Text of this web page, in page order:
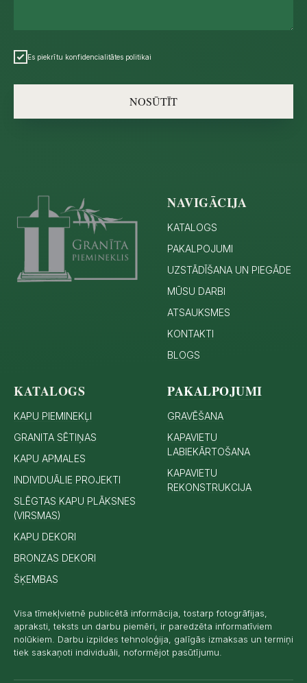
Es piekrītu konfidencialitātes politikai
NOSŪTĪT
NAVIGĀCIJA
KATALOGS
PAKALPOJUMI
UZSTĀDĪŠANA UN PIEGĀDE
MŪSU DARBI
ATSAUKSMES
KONTAKTI
BLOGS
KATALOGS
KAPU PIEMINEKĻI
GRANITA SĒTIŅAS
KAPU APMALES
INDIVIDUĀLIE PROJEKTI
SLĒGTAS KAPU PLĀKSNES
(VIRSMAS)
KAPU DEKORI
BRONZAS DEKORI
ŠĶEMBAS
PAKALPOJUMI
GRAVĒŠANA
KAPAVIETU
LABIEKĀRTOŠANA
KAPAVIETU
REKONSTRUKCIJA
Visa tīmekļvietnē publicētā informācija, tostarp fotogrāfijas,
apraksti, teksts un darbu piemēri, ir paredzēta informatīviem
nolūkiem. Darbu izpildes tehnoloģija, galīgās izmaksas un termiņi
tiek saskaņoti individuāli, noformējot pasūtījumu.